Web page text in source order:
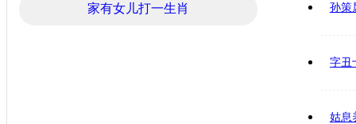
家有女儿打一生肖 孙策
字丑
姑息